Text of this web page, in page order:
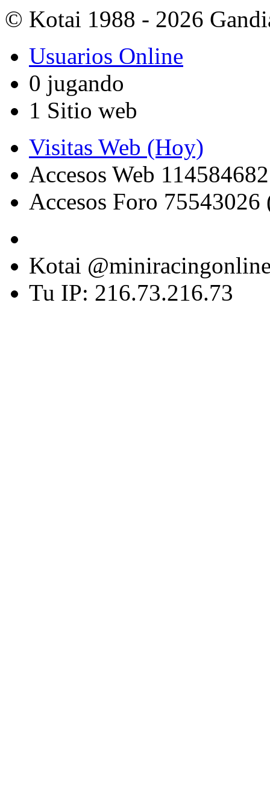
© Kotai 1988 - 2026
Usuarios Online
0 jugando
1 Sitio web
Visitas Web (Hoy)
Accesos Web
Accesos Foro 75543026
Kotai
Tu IP: 216.73.216.73